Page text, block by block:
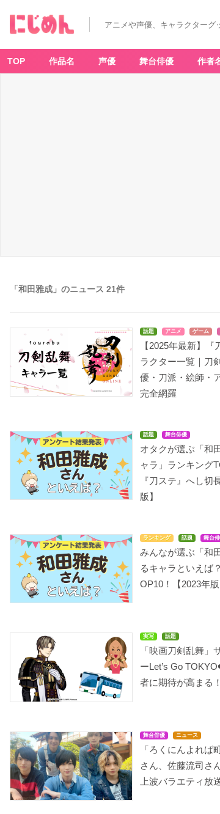
アニメや声優、キャラクターグ
TOP 作品名 声優 舞台俳優 作者
「和田雅成」のニュース 21件
話題 アニメ ゲーム
【2025年最新】『
ラクター一覧｜刀
優・刀派・絵師・
完全網羅
話題 舞台俳優
オタクが選ぶ「和
ャラ」ランキング
『刀ステ』へし切
版】
ランキング 話題 舞台
みんなが選ぶ「和
るキャラといえば
OP10！【2023年版
実写 話題
「映画刀剣乱舞」
ーLet’s Go
者に期待が高まる！
舞台俳優 ニュース
「ろくにんよれば
さん、佐藤流司さ
上波バラエティ放